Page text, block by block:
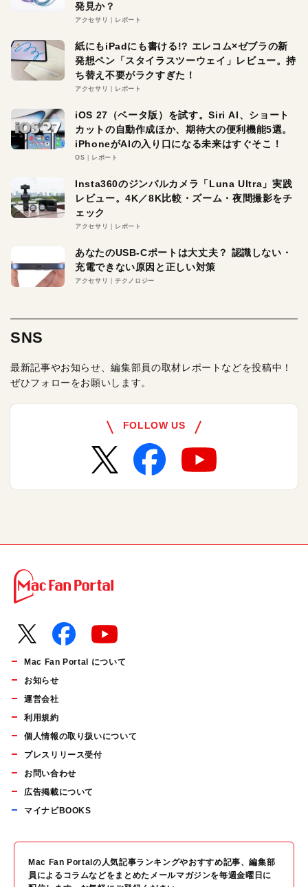
発見か？
アクセサリ レポート
紙にもiPadにも書ける!? エレコム×ゼブラの新
発想ペン「スタイラスツーウェイ」レビュー。持
ち替え不要がラクすぎた！
アクセサリ レポート
iOS 27（ベータ版）を試す。Siri AI、ショート
カットの自動作成ほか、期待大の便利機能5選。
iPhoneがAIの入り口になる未来はすぐそこ！
OS レポート
Insta360のジンバルカメラ「Luna Ultra」実践
レビュー。4K／8K比較・ズーム・夜間撮影をチ
ェック
アクセサリ レポート
あなたのUSB-Cポートは大丈夫？ 認識しない・
充電できない原因と正しい対策
アクセサリ テクノロジー
SNS
最新記事やお知らせ、編集部員の取材レポートなどを投稿中！
ぜひフォローをお願いします。
FOLLOW US
Mac Fan Portal について
お知らせ
運営会社
利用規約
個人情報の取り扱いについて
プレスリリース受付
お問い合わせ
広告掲載について
マイナビBOOKS
Mac Fan Portalの人気記事ランキングやおすすめ記事、編集部
員によるコラムなどをまとめたメールマガジンを毎週金曜日に